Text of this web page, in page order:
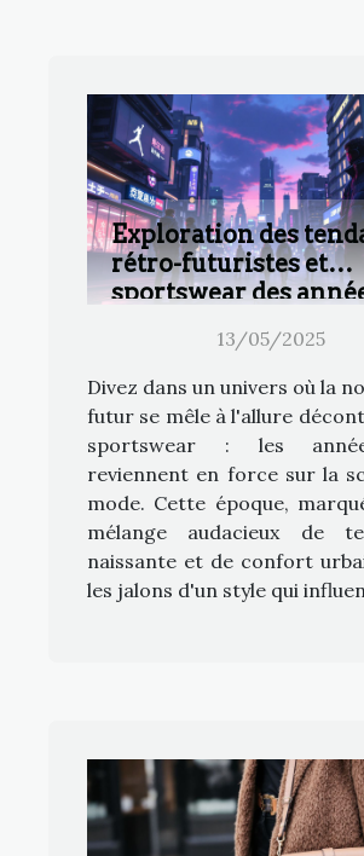
Exploration des
rétro-futuristes et
sportswear des
13/05/2025
Divez dans un univers où la
futur se mêle à l'allure
sportswear : les
reviennent en force sur la
mode. Cette époque,
mélange audacieux de
naissante et de confort
les jalons d'un style qui